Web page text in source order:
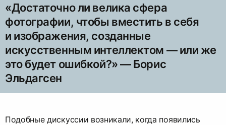
«Достаточно ли велика сфера
фотографии, чтобы вместить в себя
и изображения, созданные
искусственным интеллектом — или же
это будет ошибкой?» — Борис
Эльдагсен
Подобные дискуссии возникали, когда появились